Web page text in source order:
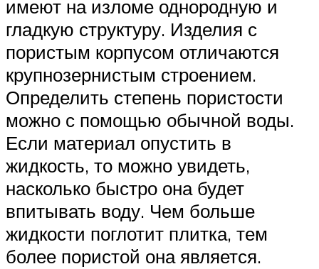
имеют на изломе однородную и
гладкую структуру. Изделия с
пористым корпусом отличаются
крупнозернистым строением.
Определить степень пористости
можно с помощью обычной воды.
Если материал опустить в
жидкость, то можно увидеть,
насколько быстро она будет
впитывать воду. Чем больше
жидкости поглотит плитка, тем
более пористой она является.